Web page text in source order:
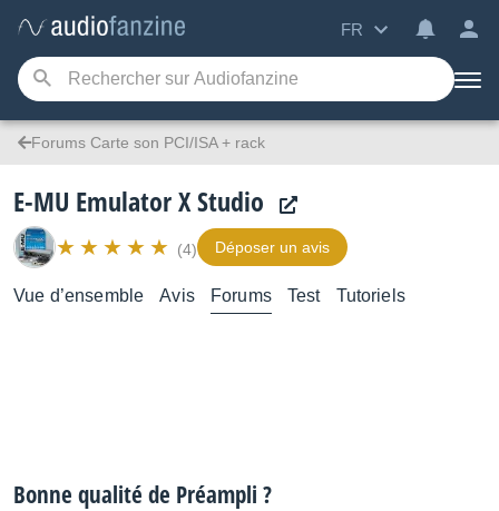
FR
Forums Carte son PCI/ISA + rack
E-MU Emulator X Studio
(4) Déposer un avis
Vue d’ensemble Avis Forums Test Tutoriels
Bonne qualité de Préampli ?